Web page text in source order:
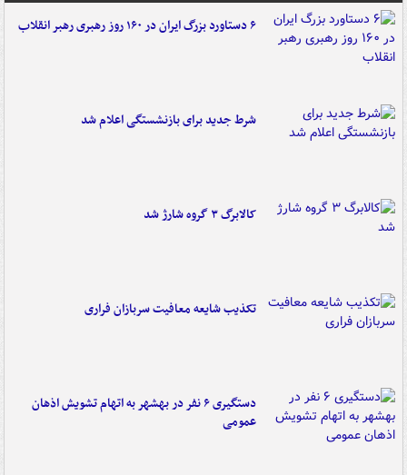
۶ دستاورد بزرگ ایران در ۱۶۰ روز رهبری رهبر انقلاب
شرط جدید برای بازنشستگی اعلام شد
کالابرگ ۳ گروه شارژ شد
تکذیب شایعه معافیت سربازان فراری
دستگیری ۶ نفر در بهشهر به اتهام تشویش اذهان
عمومی